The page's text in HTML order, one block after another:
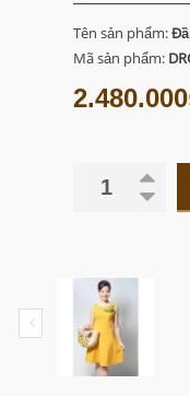
Tên sản phẩm:
Mã sản phẩm: